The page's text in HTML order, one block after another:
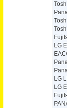
LG
LG
LG